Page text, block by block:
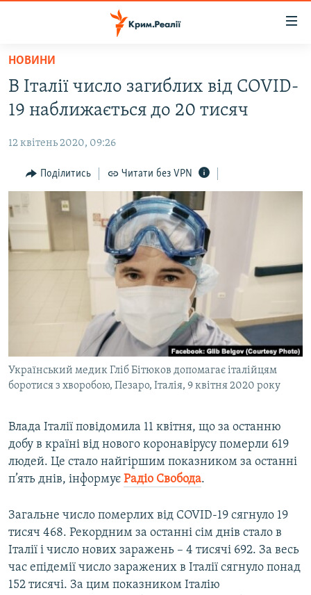
Перейти
основного
матеріалу
до
навігації
Перейти
до
пошуку
ВОДА.КРИМ
ПОЛІТИКА
БЛОГИ
ПОГЛЯД
ІНТЕРВ'Ю
ВСЕ ЗА ДЕНЬ
ВІДЕОУРОКИ «ELIFBE»
СВІДЧЕННЯ ОКУПАЦІЇ
УКРАЇНСЬКА ПРОБЛЕМА КРИМУ
Qırımtatar
Усі сайти RFE/RL
НОВИНИ
В Італії число загиблих від COVID-
19 наближається до 20 тисяч
12 квітень 2020, 09:26
Поділитись Читати без VPN
Український медик Гліб Бітюков допомагає італійцям
боротися з хворобою, Пезаро, Італія, 9 квітня 2020 року
Влада Італії повідомила 11 квітня, що за останню
добу в країні від нового коронавірусу померли 619
людей. Це стало найгіршим показником за останні
п’ять днів, інформує Радіо Свобода.
Загальне число померлих від COVID-19 сягнуло 19
тисяч 468. Рекордним за останні сім днів стало в
Італії і число нових заражень – 4 тисячі 692. За весь
час епідемії число заражених в Італії сягнуло понад
152 тисячі. За цим показником Італію